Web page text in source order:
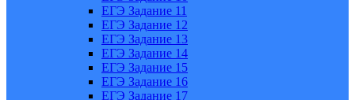
ЕГЭ Задание 11
ЕГЭ Задание 12
ЕГЭ Задание 13
ЕГЭ Задание 14
ЕГЭ Задание 15
ЕГЭ Задание 16
ЕГЭ Задание 17